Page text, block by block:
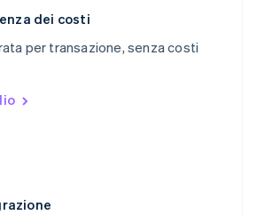
dei costi
per transazione, senza costi